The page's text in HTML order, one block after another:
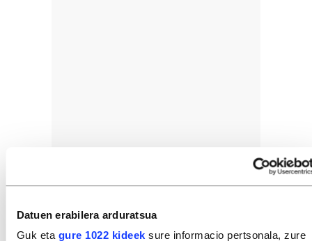
Datuen erabilera arduratsua
Guk eta gure 1022 kideek sure informacio pertsonala, zure